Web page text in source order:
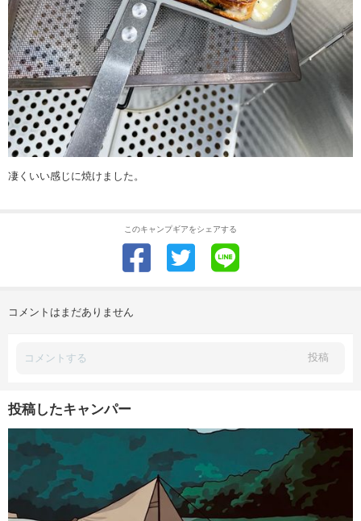
凄くいい感じに焼けました。
このキャンプギアをシェアする
コメントはまだありません
投稿
投稿したキャンパー